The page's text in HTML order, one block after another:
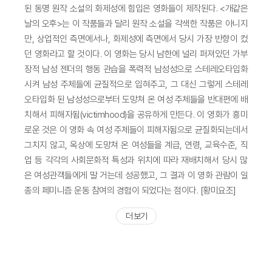
된 동명 원작 소설의 화제성에 힘입은 영화들이 제작된다. <개같은
날의 오후>는 이 작품들과 달리 원작 소설을 각색한 작품은 아니지
만, 상업적인 측면에서나, 화제성에 측면에서 당시 가장 반향이 컸
던 영화라고 할 것이다. 이 영화는 당시 남한에 널리 퍼져있던 가부
장적 남성 젠더의 행동 관습을 폭력적 남성성으로 스테레오타입화
시켜 남성 주체들에 균질적으로 입혀주고, 그 대신 그렇게 스테레
오타입화 된 남성성으로부터 도망쳐 온 여성 주체들을 반대편에 배
치해서 피해자됨(victimhood)을 공유하게 만든다. 이 영화가 흥미
로운 것은 이 영화 속 여성 주체들이 피해자됨으로 균질화되는데서
그치지 않고, 옥상에 도망쳐 온 여성들을 계급, 연령, 교육수준, 직
업 등 각각의 사회문화적 특성과 위치에 따라 재배치해서 당시 많
은 여성관객들에게 말 거는데 성공했고, 그 결과 이 영화 관람이 일
종의 페미니즘 운동 참여의 경험이 되었다는 점이다. [황미요조]
더 보기